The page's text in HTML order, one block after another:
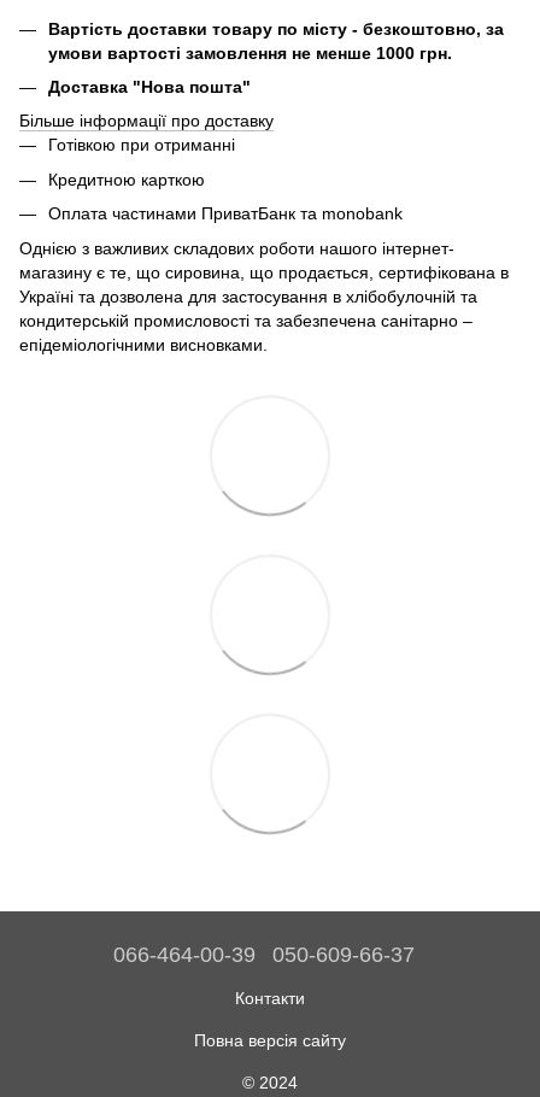
Вартість доставки товару по місту - безкоштовно, за
умови вартості замовлення не менше 1000 грн.
Доставка "Нова пошта"
Більше інформації про доставку
Готівкою при отриманні
Кредитною карткою
Оплата частинами ПриватБанк та monobank
Однією з важливих складових роботи нашого інтернет-
магазину є те, що сировина, що продається, сертифікована в
Україні та дозволена для застосування в хлібобулочній та
кондитерській промисловості та забезпечена санітарно –
епідеміологічними висновками.
066-464-00-39 050-609-66-37
Контакти
Повна версія сайту
© 2024